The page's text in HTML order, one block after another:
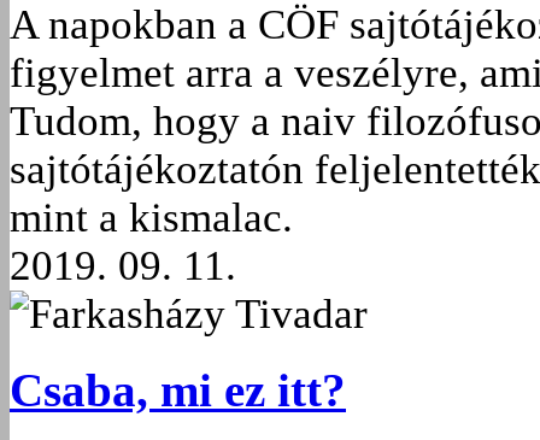
A napokban a CÖF
figyelmet arra a veszélyre,
Tudom, hogy a naiv
sajtótájékoztatón
mint a kismalac.
2019. 09. 11.
Farkasházy Tivadar
Csaba, mi ez itt?